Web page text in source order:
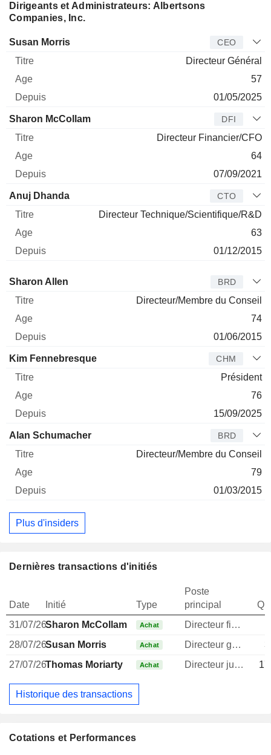
Cotations et Performances
Dirigeants et Administrateurs: Albertsons
Companies, Inc.
Dirigeant Titre
Susan Morris CEO
Directeur Général
57
01/05/2025
Sharon McCollam DFI
Directeur Financier/CFO
64
07/09/2021
Anuj Dhanda CTO
Directeur Technique/Scientifique/R&D
63
01/12/2015
Administrateur
Sharon Allen BRD
Directeur/Membre du Conseil
74
01/06/2015
Kim Fennebresque CHM
Président
76
15/09/2025
Alan Schumacher BRD
Directeur/Membre du Conseil
79
01/03/2015
Plus d'insiders
Dernières transactions d'initiés
Date Initié Type
Poste
principal
31/07/26Sharon McCollam Achat Directeur financier
28/07/26Susan Morris Achat Directeur general
27/07/26Thomas Moriarty Achat Directeur juridique
Historique des transactions